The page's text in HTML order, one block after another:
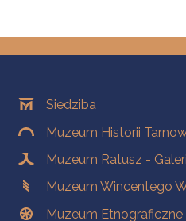
OddziałySiedziba
Muzeum Historii
Muzeum Ratusz -
Muzeum Wincentego
Muzeum Etnograficzne